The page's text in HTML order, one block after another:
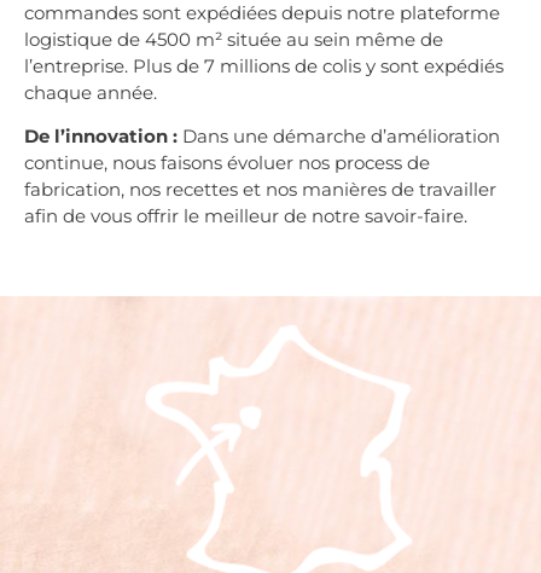
commandes sont expédiées depuis notre plateforme
logistique de 4500 m² située au sein même de
l’entreprise. Plus de 7 millions de colis y sont expédiés
chaque année.
De l’innovation : Dans une démarche d’amélioration
continue, nous faisons évoluer nos process de
fabrication, nos recettes et nos manières de travailler
afin de vous offrir le meilleur de notre savoir-faire.